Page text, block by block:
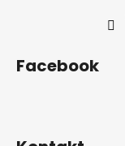
Facebook